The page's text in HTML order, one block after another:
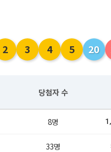
2 3 4 5 20
당첨자 수
8명
33명